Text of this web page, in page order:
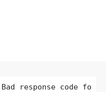
response code fo